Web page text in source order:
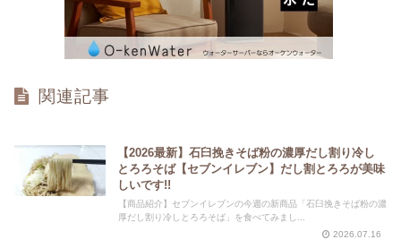
関連記事
【2026最新】石臼挽きそば粉の濃厚だし割り冷し
とろろそば【セブンイレブン】だし割とろろが美味
しいです!!
【商品紹介】セブンイレブンの今週の新商品「石臼挽きそば粉の濃
厚だし割り冷しとろろそば」を食べてみまし...
2026.07.16